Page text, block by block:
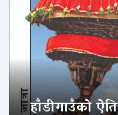
हाँडीगाउँको